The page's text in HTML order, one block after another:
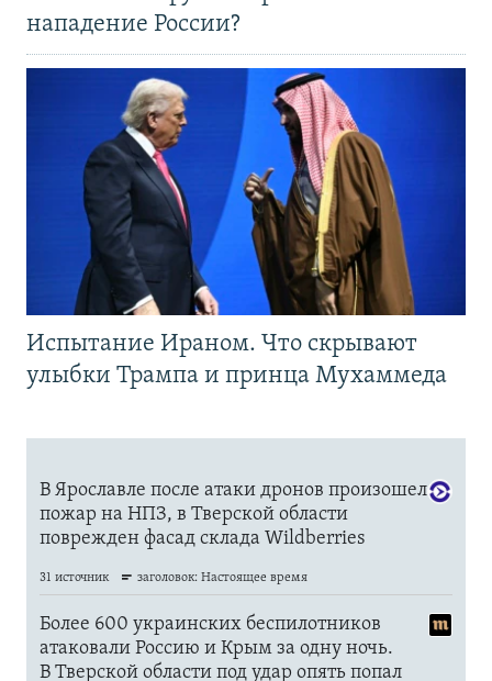
нападение России?
Испытание Ираном. Что скрывают
улыбки Трампа и принца Мухаммеда